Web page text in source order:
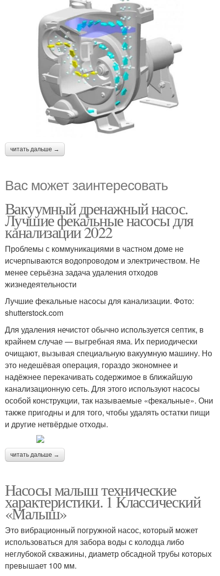
читать дальше →
Вас может заинтересовать
Вакуумный дренажный насос.
Лучшие фекальные насосы для
канализации 2022
Проблемы с коммуникациями в частном доме не
исчерпываются водопроводом и электричеством. Не
менее серьёзна задача удаления отходов
жизнедеятельности
Лучшие фекальные насосы для канализации. Фото:
shutterstock.com
Для удаления нечистот обычно используется септик, в
крайнем случае — выгребная яма. Их периодически
очищают, вызывая специальную вакуумную машину. Но
это недешёвая операция, гораздо экономнее и
надёжнее перекачивать содержимое в ближайшую
канализационную сеть. Для этого используют насосы
особой конструкции, так называемые «фекальные». Они
также пригодны и для того, чтобы удалять остатки пищи
и другие нетвёрдые отходы.
читать дальше →
Насосы малыш технические
характеристики. 1 Классический
«Малыш»
Это вибрационный погружной насос, который может
использоваться для забора воды с колодца либо
неглубокой скважины, диаметр обсадной трубы которых
превышает 100 мм.